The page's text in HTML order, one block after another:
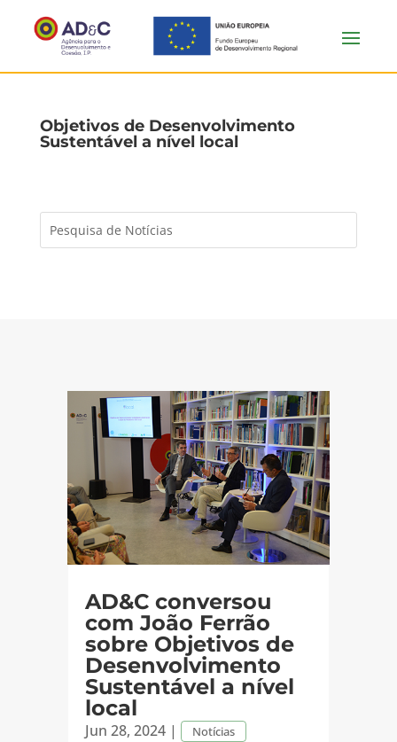
Objetivos de Desenvolvimento
Sustentável a nível local
AD&C conversou
com João Ferrão
sobre Objetivos de
Desenvolvimento
Sustentável a nível
local
Jun 28, 2024| Notícias